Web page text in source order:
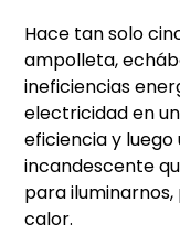
Hace tan solo
ampolleta,
ineficiencias
electricidad en
eficiencia y
incandescente
para
calor.